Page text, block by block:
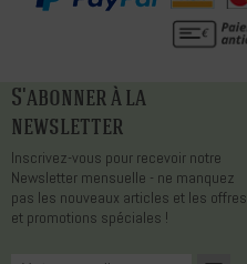
S'abonner à la
newsletter
Inscrivez-vous pour recevoir notre
Newsletter mensuelle - ne manquez
pas les nouveaux articles et les offres
et promotions spéciales !